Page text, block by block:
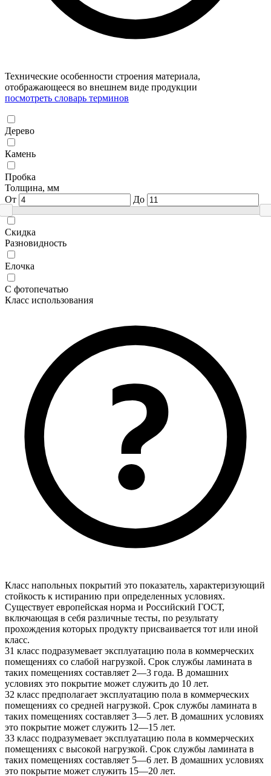
Технические особенности строения материала,
отображающееся во внешнем виде продукции
посмотреть словарь терминов
Дерево
Камень
Пробка
Толщина, мм
От
До
Скидка
Разновидность
Елочка
С фотопечатью
Класс использования
Класс напольных покрытий это показатель, характеризующий
стойкость к истиранию при определенных условиях.
Существует европейская норма и Российский ГОСТ,
включающая в себя различные тесты, по результату
прохождения которых продукту присваивается тот или иной
класс.
31 класс подразумевает эксплуатацию пола в коммерческих
помещениях со слабой нагрузкой. Срок службы ламината в
таких помещениях составляет 2—3 года. В домашних
условиях это покрытие может служить до 10 лет.
32 класс предполагает эксплуатацию пола в коммерческих
помещениях со средней нагрузкой. Срок службы ламината в
таких помещениях составляет 3—5 лет. В домашних условиях
это покрытие может служить 12—15 лет.
33 класс подразумевает эксплуатацию пола в коммерческих
помещениях с высокой нагрузкой. Срок службы ламината в
таких помещениях составляет 5—6 лет. В домашних условиях
это покрытие может служить 15—20 лет.